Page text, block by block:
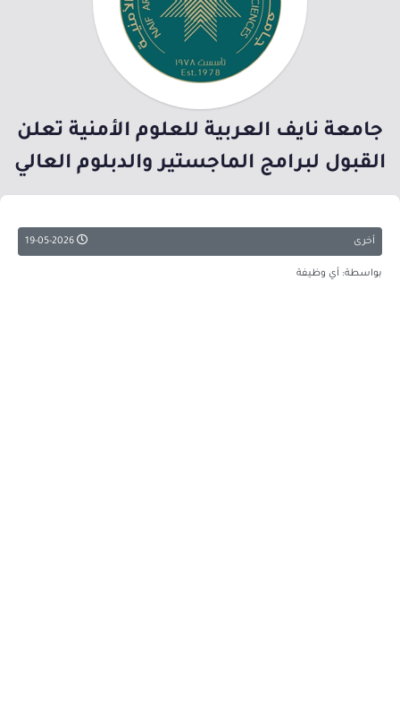
جامعة نايف العربية للعلوم الأمنية تعلن
القبول لبرامج الماجستير والدبلوم العالي
أخرى
بواسطة: أي وظيفة